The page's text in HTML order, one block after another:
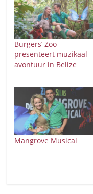
Burgers’ Zoo
presenteert muzikaal
avontuur in Belize
Mangrove Musical